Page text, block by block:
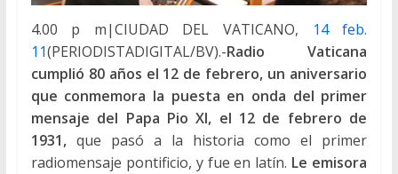
4.00 p m|CIUDAD DEL VATICANO,
14 feb.
11(PERIODISTADIGITAL/BV).-Radio Vaticana
cumplió 80 años el 12 de febrero, un aniversario
que conmemora la puesta en onda del primer
mensaje del Papa Pio XI, el 12 de febrero de
1931,que pasó a la historia como el primer
radiomensaje pontificio, y fue en latín. Le emisora